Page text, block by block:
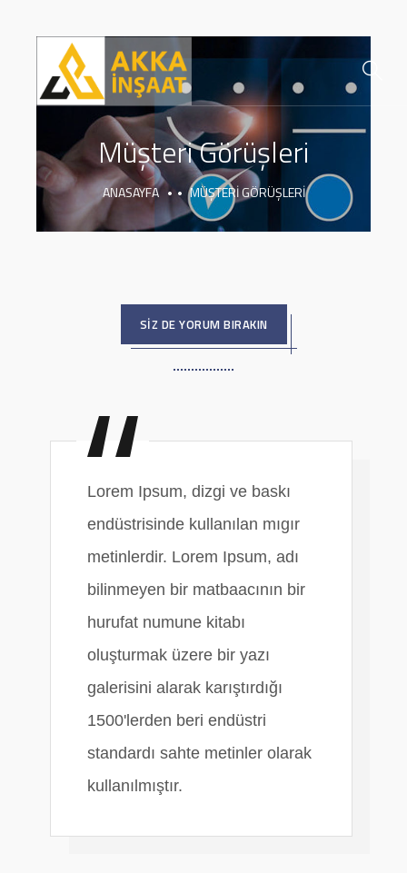
Müşteri Görüşleri
ANASAYFA MÜŞTERI GÖRÜŞLERI
SİZ DE YORUM BIRAKIN
Lorem Ipsum, dizgi ve baskı
endüstrisinde kullanılan mıgır
metinlerdir. Lorem Ipsum, adı
bilinmeyen bir matbaacının bir
hurufat numune kitabı
oluşturmak üzere bir yazı
galerisini alarak karıştırdığı
1500'lerden beri endüstri
standardı sahte metinler olarak
kullanılmıştır.